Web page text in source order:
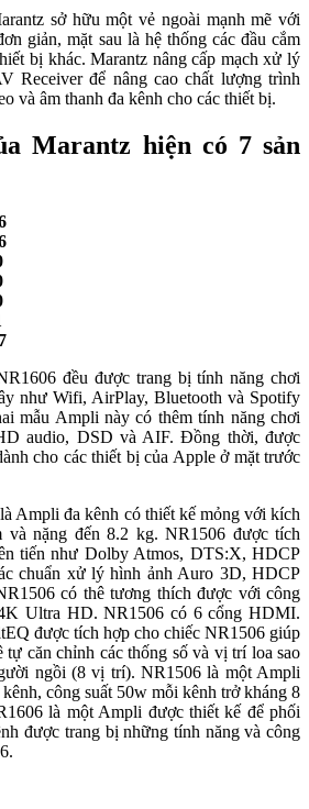
sở hữu một vẻ ngoài mạnh mẽ với
giản, mặt sau là hệ thống các đầu cắm
bị khác. Marantz nâng cấp mạch xử lý
Receiver để nâng cao chất lượng trình
và âm thanh đa kênh cho các thiết bị.
Marantz hiện có 7 sản
đều được trang bị tính năng chơi
như Wifi, AirPlay, Bluetooth và Spotify
mẫu Ampli này có thêm tính năng chơi
audio, DSD và AIF. Đồng thời, được
cho các thiết bị của Apple ở mặt trước
Ampli đa kênh có thiết kế mỏng với kích
và nặng đến 8.2 kg. NR1506 được tích
tiến như Dolby Atmos, DTS:X, HDCP
chuẩn xử lý hình ảnh Auro 3D, HDCP
có thê tương thích được với công
Ultra HD. NR1506 có 6 cổng HDMI.
được tích hợp cho chiếc NR1506 giúp
tự căn chỉnh các thống số và vị trí loa sao
ngồi (8 vị trí). NR1506 là một Ampli
công suất 50w mỗi kênh trở kháng 8
là một Ampli được thiết kế để phối
được trang bị những tính năng và công